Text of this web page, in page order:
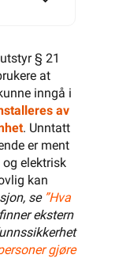
§ 21
at
inngå i
av
. Unntatt
er ment
elektrisk
kan
se ”Hva
ekstern
gjøre